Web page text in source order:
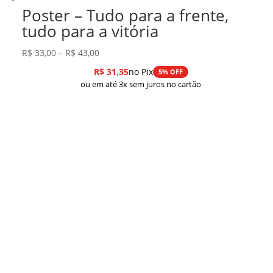
Poster – Tudo para a frente,
tudo para a vitória
R$ 33,00 – R$ 43,00Faixa
de
preço:
R$31,35no Pix 5% OFF
ou em até 3x sem juros no cartão